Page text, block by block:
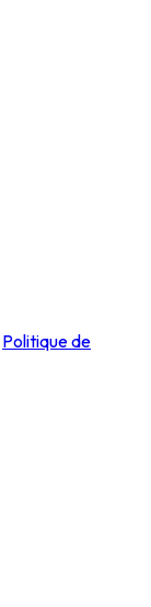
Politique de